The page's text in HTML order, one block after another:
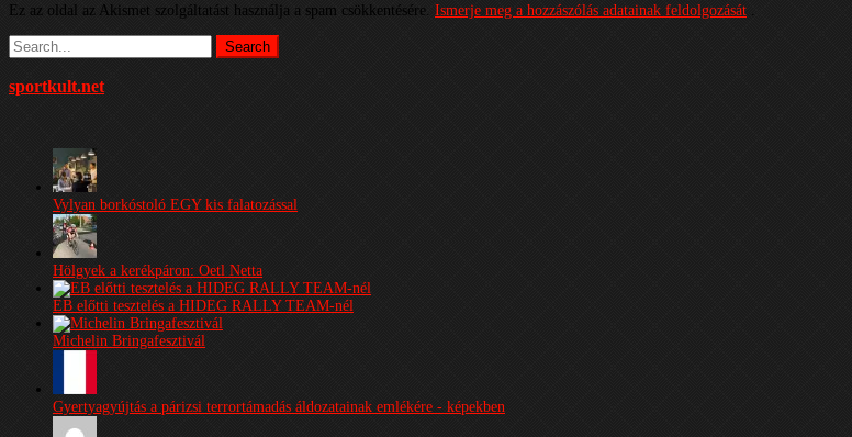
Ez az oldal az Akismet szolgáltatást használja a spam csökkentésére. Ismerje meg a hozzászólás adatainak feldolgozását
sportkult.net
Vylyan borkóstoló EGY kis falatozással
Hölgyek a kerékpáron: Oetl Netta
EB előtti tesztelés a HIDEG RALLY TEAM-nél
Michelin Bringafesztivál
Gyertyagyújtás a párizsi terrortámadás áldozatainak emlékére - képekben